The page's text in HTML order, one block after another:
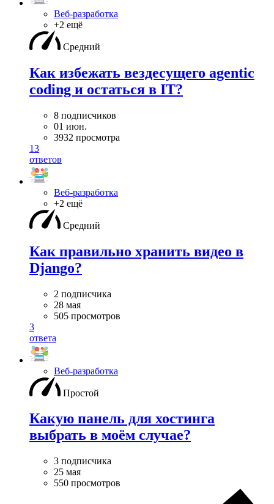
Веб-разработка
+2 ещё
Средний
Как избежать вездесущего agentic
coding и остаться в IT?
8 подписчиков
01 июн.
3932 просмотра
13
ответов
Веб-разработка
+2 ещё
Средний
Как правильно хранить видео в
Django?
2 подписчика
28 мая
505 просмотров
3
ответа
Веб-разработка
Простой
Какую панель для хостинга
выбрать в моём случае?
3 подписчика
25 мая
550 просмотров